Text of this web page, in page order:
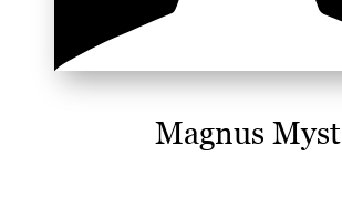
Magnus Myst